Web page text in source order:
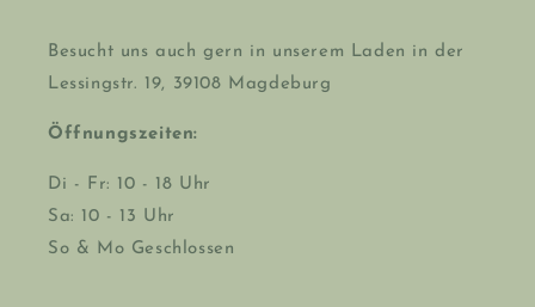
Besucht uns auch gern in unserem Laden in der
Lessingstr. 19, 39108 Magdeburg
Öffnungszeiten:
Di - Fr: 10 - 18 Uhr
Sa: 10 - 13 Uhr
So & Mo Geschlossen